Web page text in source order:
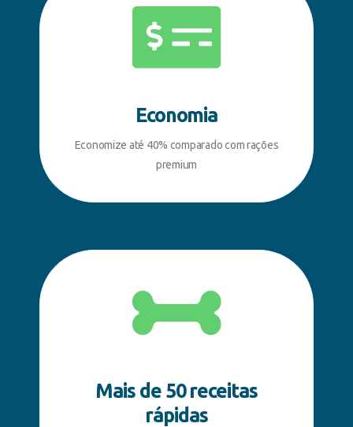
Economia
Economize até 40% comparado com rações
premium
Mais de 50 receitas
rápidas